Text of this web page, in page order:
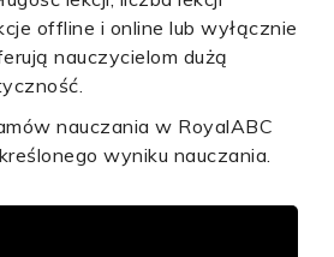
offline i online lub wyłącznie
nauczycielom dużą
nauczania w RoyalABC
wyniku nauczania.